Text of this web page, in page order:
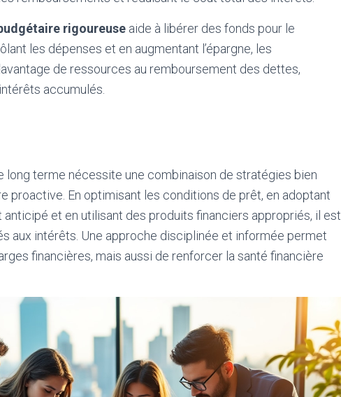
rigoureuse aide à libérer des fonds pour le
les dépenses et en augmentant l’épargne, les
de ressources au remboursement des dettes,
accumulés.
long terme nécessite une combinaison de stratégies bien
proactive. En optimisant les conditions de prêt, en adoptant
et en utilisant des produits financiers appropriés, il est
aux intérêts. Une approche disciplinée et informée permet
financières, mais aussi de renforcer la santé financière